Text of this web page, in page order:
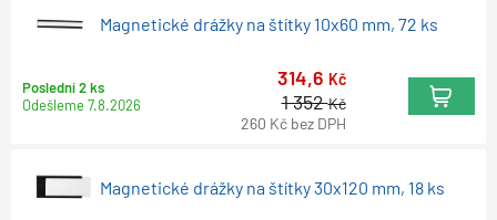
Magnetické drážky na štítky 10x60 mm, 72 ks
Poslední 2 ks
Odešleme7.8.2026
314,6 Kč
1 352Kč
260 Kč bez DPH
Magnetické drážky na štítky 30x120 mm, 18 ks